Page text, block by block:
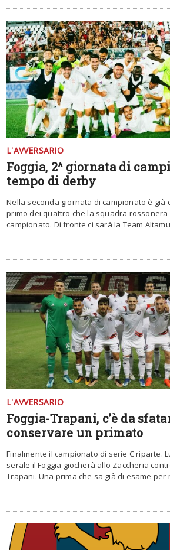
L'AVVERSARIO
Foggia, 2^ giornata di
tempo di derby
Nella seconda giornata di campionato è già
primo dei quattro che la squadra
campionato. Di fronte ci sarà la Team
L'AVVERSARIO
Foggia-Trapani, c’è da
conservare un primato
Finalmente il campionato di serie C riparte.
serale il Foggia giocherà allo Zaccheria
Trapani. Una prima che sa già di esame per